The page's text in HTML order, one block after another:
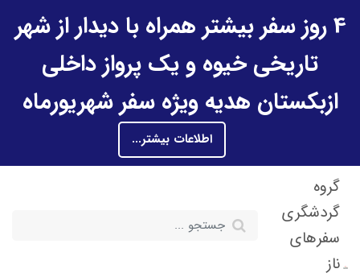
4 روز سفر بیشتر همراه با دیدار از شهر
تاریخی خیوه و یک پرواز داخلی
ازبکستان هدیه ویژه سفر شهریورماه
اطلاعات بیشتر...
گروه
گردشگری
سفرهای
ناز